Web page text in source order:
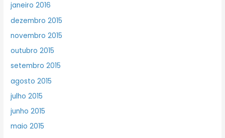
janeiro 2016
dezembro 2015
novembro 2015
outubro 2015
setembro 2015
agosto 2015
julho 2015
junho 2015
maio 2015